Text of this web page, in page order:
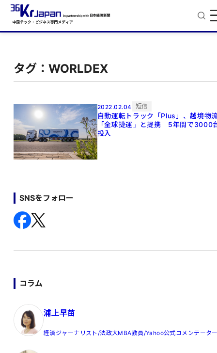
タグ：WORLDEX
2022.02.04 短信
自動運転トラック「Plus」、越境物
「全球捷運」と提携 5年間で3000
投入
SNSをフォロー
コラム
浦上早苗
経済ジャーナリスト/法政大MBA教員/Yahoo公式コメンテータ